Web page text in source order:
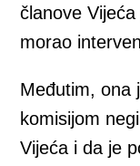
članove
morao
Međutim, ona
komisijom
Vijeća i da je